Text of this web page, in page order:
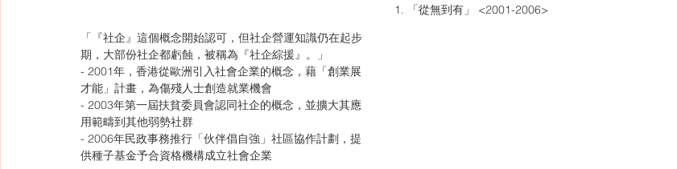
1. 「從無到有」 <2001-2006>
「『社企』這個概念開始認可，但社企營運知識仍在起步
期，大部份社企都虧蝕，被稱為『社企綜援』。」
- 2001年，香港從歐洲引入社會企業的概念，藉「創業展
才能」計畫，為傷殘人士創造就業機會
- 2003年第一屆扶貧委員會認同社企的概念，並擴大其應
用範疇到其他弱勢社群
- 2006年民政事務推行「伙伴倡自強」社區協作計劃，提
供種子基金予合資格機構成立社會企業